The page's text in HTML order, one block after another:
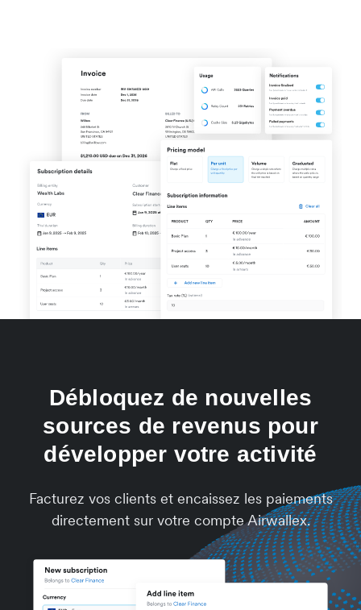
Débloquez de nouvelles
sources de revenus pour
développer votre activité
Facturez vos clients et encaissez les paiements
directement sur votre compte Airwallex.